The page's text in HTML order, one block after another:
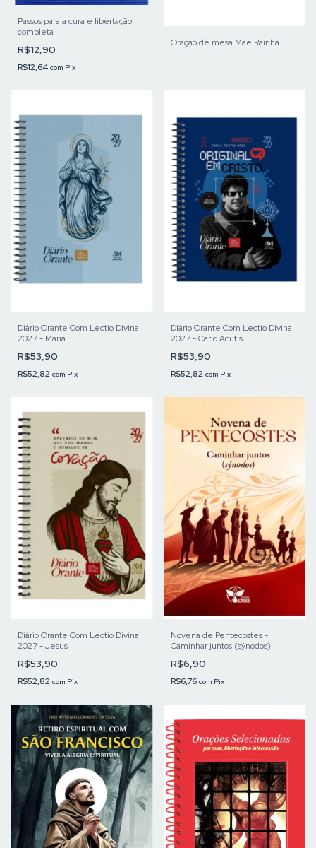
Passos para a cura e libertação
completa
R$12,90
R$12,64 com Pix
Oração de mesa Mãe Rainha
Diário Orante Com Lectio Divina
2027 - Maria
R$53,90
R$52,82 com Pix
Diário Orante Com Lectio Divina
2027 - Carlo Acutis
R$53,90
R$52,82 com Pix
Diário Orante Com Lectio Divina
2027 - Jesus
R$53,90
R$52,82 com Pix
Novena de Pentecostes -
Caminhar juntos (sýnodos)
R$6,90
R$6,76 com Pix